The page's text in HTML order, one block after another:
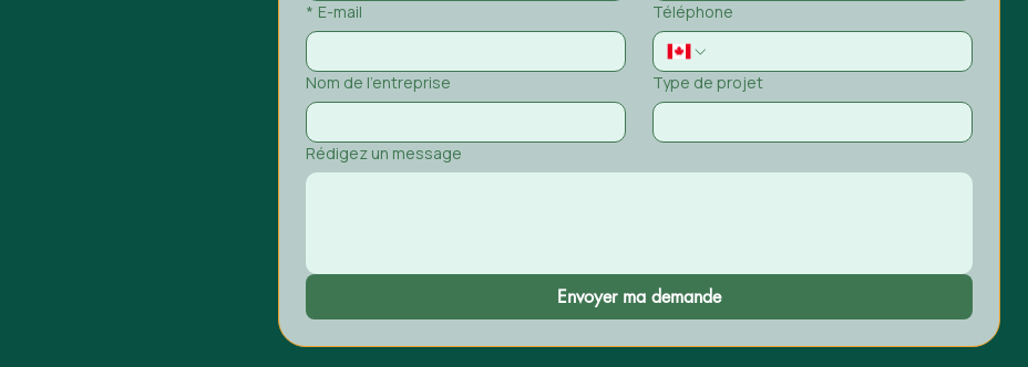
* E-mail Téléphone
Nom de l'entreprise Type de projet
Rédigez un message
Envoyer ma demande